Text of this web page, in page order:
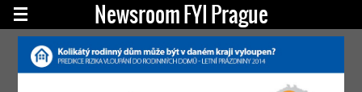
Newsroom FYI Prague